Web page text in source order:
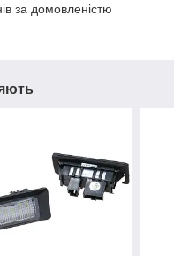
за домовленістю